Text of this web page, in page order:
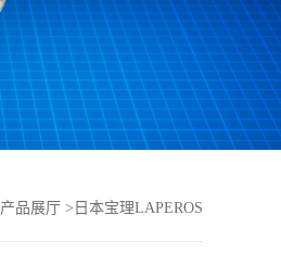
产品展厅 > 日本宝理LAPEROS